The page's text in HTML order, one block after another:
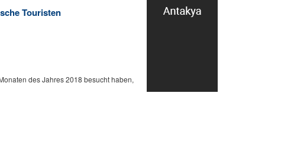
Touristen
des Jahres 2018 besucht haben,